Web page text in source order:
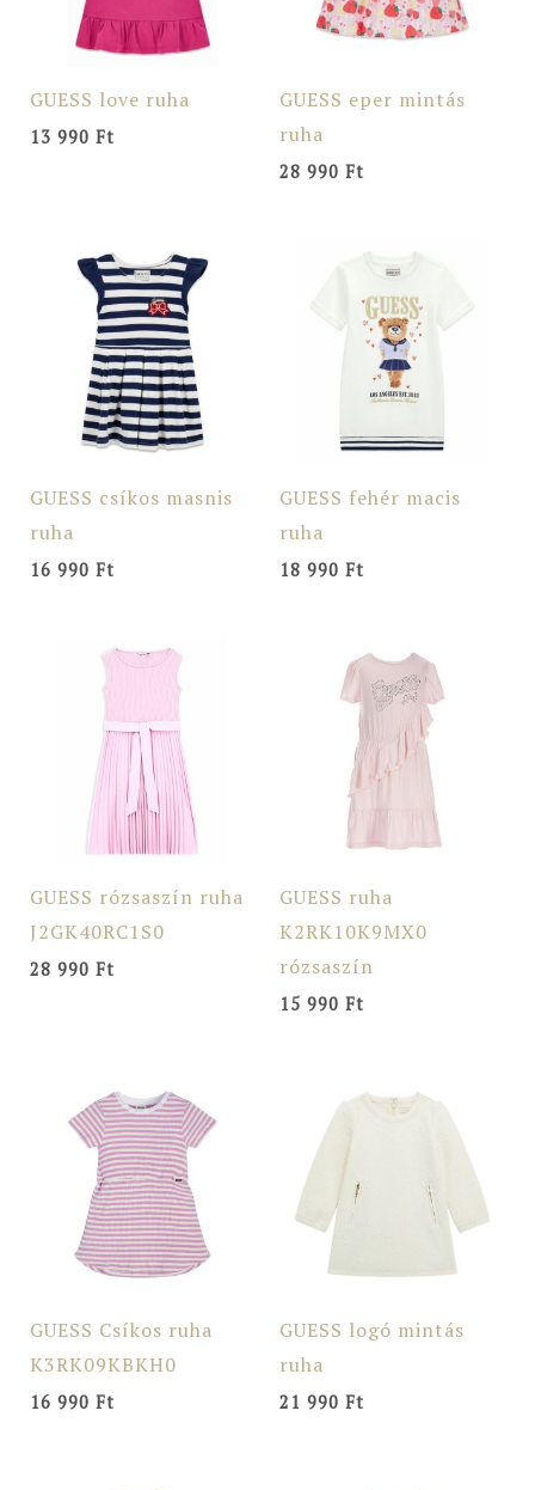
GUESS love ruha
13 990 Ft
GUESS eper mintás
ruha
28 990 Ft
GUESS csíkos masnis
ruha
16 990 Ft
GUESS fehér macis
ruha
18 990 Ft
GUESS rózsaszín ruha
J2GK40RC1S0
28 990 Ft
GUESS ruha
K2RK10K9MX0
rózsaszín
15 990 Ft
GUESS Csíkos ruha
K3RK09KBKH0
16 990 Ft
GUESS logó mintás
ruha
21 990 Ft